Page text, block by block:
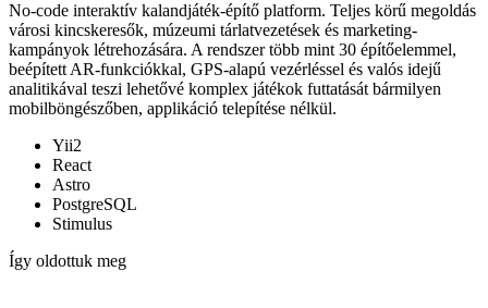
No-code interaktív kalandjáték-építő platform. Teljes körű megoldás
városi kincskeresők, múzeumi tárlatvezetések és marketing-
kampányok létrehozására. A rendszer több mint 30 építőelemmel,
beépített AR-funkciókkal, GPS-alapú vezérléssel és valós idejű
analitikával teszi lehetővé komplex játékok futtatását bármilyen
mobilböngészőben, applikáció telepítése nélkül.
Yii2
React
Astro
PostgreSQL
Stimulus
Így oldottuk meg